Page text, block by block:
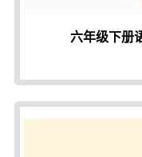
六年级下册